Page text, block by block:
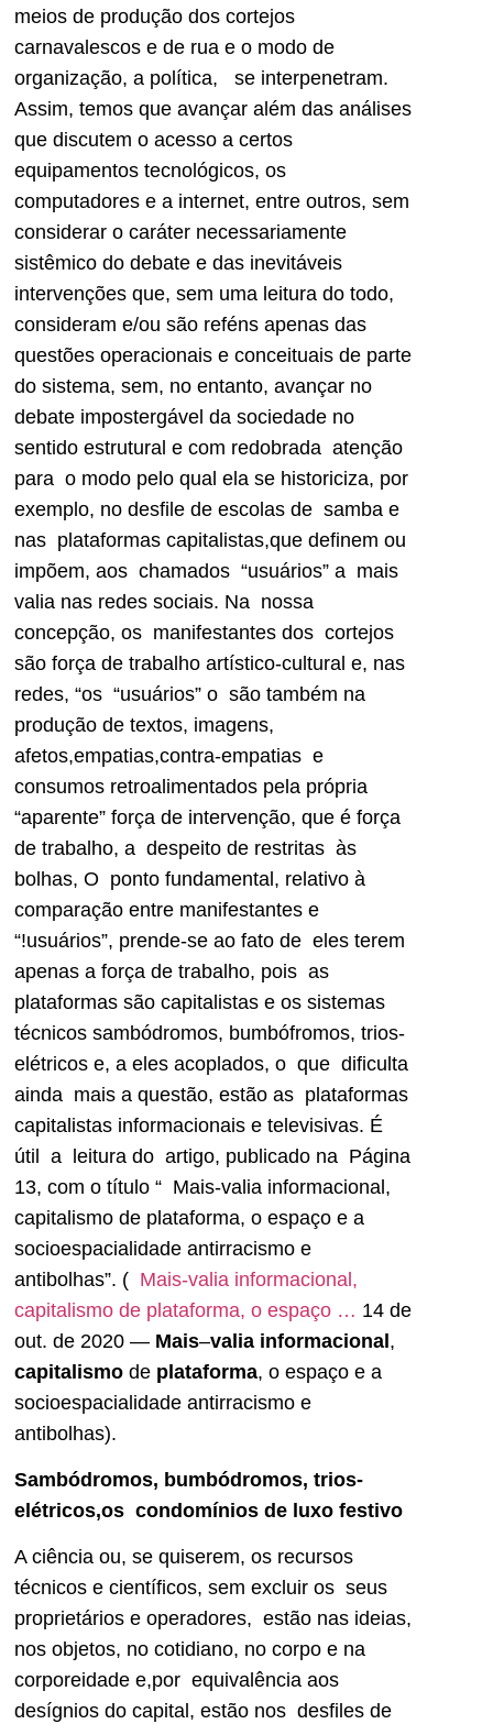
meios de produção dos cortejos
carnavalescos e de rua e o modo de
organização, a política, se interpenetram.
Assim, temos que avançar além das análises
que discutem o acesso a certos
equipamentos tecnológicos, os
computadores e a internet, entre outros, sem
considerar o caráter necessariamente
sistêmico do debate e das inevitáveis
intervenções que, sem uma leitura do todo,
consideram e/ou são reféns apenas das
questões operacionais e conceituais de parte
do sistema, sem, no entanto, avançar no
debate impostergável da sociedade no
sentido estrutural e com redobrada atenção
para o modo pelo qual ela se historiciza, por
exemplo, no desfile de escolas de samba e
nas plataformas capitalistas,que definem ou
impõem, aos chamados “usuários” a mais
valia nas redes sociais. Na nossa
concepção, os manifestantes dos cortejos
são força de trabalho artístico-cultural e, nas
redes, “os “usuários” o são também na
produção de textos, imagens,
afetos,empatias,contra-empatias e
consumos retroalimentados pela própria
“aparente” força de intervenção, que é força
de trabalho, a despeito de restritas às
bolhas, O ponto fundamental, relativo à
comparação entre manifestantes e
“!usuários”, prende-se ao fato de eles terem
apenas a força de trabalho, pois as
plataformas são capitalistas e os sistemas
técnicos sambódromos, bumbófromos, trios-
elétricos e, a eles acoplados, o que dificulta
ainda mais a questão, estão as plataformas
capitalistas informacionais e televisivas. É
útil a leitura do artigo, publicado na Página
13, com o título “ Mais-valia informacional,
capitalismo de plataforma, o espaço e a
socioespacialidade antirracismo e
antibolhas”. ( Mais-valia informacional,
capitalismo de plataforma, o espaço … 14 de
out. de 2020 — Mais–valia informacional,
capitalismo de plataforma, o espaço e a
socioespacialidade antirracismo e
antibolhas).
Sambódromos, bumbódromos, trios-
elétricos,os condomínios de luxo festivo
A ciência ou, se quiserem, os recursos
técnicos e científicos, sem excluir os seus
proprietários e operadores, estão nas ideias,
nos objetos, no cotidiano, no corpo e na
corporeidade e,por equivalência aos
desígnios do capital, estão nos desfiles de